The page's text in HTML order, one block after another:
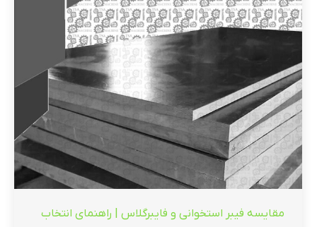
مقایسه فیبر استخوانی و فایبرگلاس | راهنمای انتخاب